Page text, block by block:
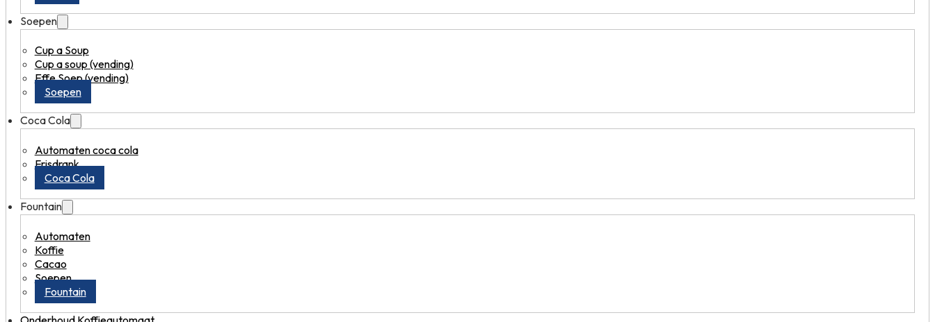
Soepen
Cup a Soup
Cup a soup (vending)
Effe Soep (vending)
Soepen
Coca Cola
Automaten coca cola
Frisdrank
Coca Cola
Fountain
Automaten
Koffie
Cacao
Soepen
Fountain